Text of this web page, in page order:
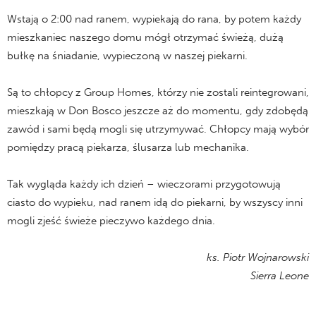
Wstają o 2:00 nad ranem, wypiekają do rana, by potem każdy
mieszkaniec naszego domu mógł otrzymać świeżą, dużą
bułkę na śniadanie, wypieczoną w naszej piekarni.
Są to chłopcy z Group Homes, którzy nie zostali reintegrowani,
mieszkają w Don Bosco jeszcze aż do momentu, gdy zdobędą
zawód i sami będą mogli się utrzymywać. Chłopcy mają wybór
pomiędzy pracą piekarza, ślusarza lub mechanika.
Tak wygląda każdy ich dzień – wieczorami przygotowują
ciasto do wypieku, nad ranem idą do piekarni, by wszyscy inni
mogli zjeść świeże pieczywo każdego dnia.
ks. Piotr Wojnarowski
Sierra Leone